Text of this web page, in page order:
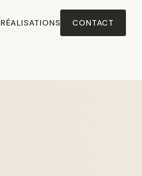
RÉALISATIONS CONTACT